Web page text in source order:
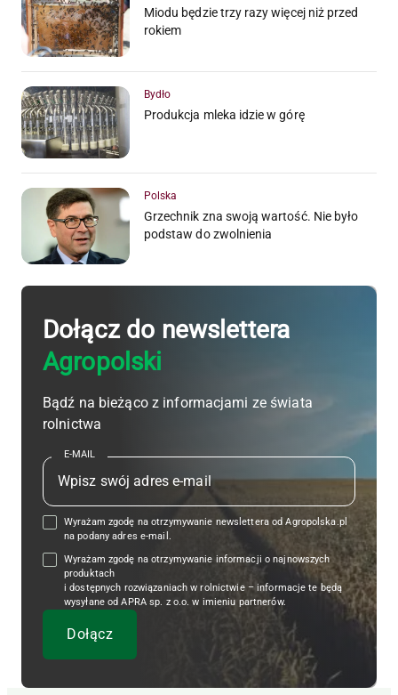
Miodu będzie trzy razy więcej niż przed
rokiem
Bydło
Produkcja mleka idzie w górę
Polska
Grzechnik zna swoją wartość. Nie było
podstaw do zwolnienia
Dołącz do newslettera
Agropolski
Bądź na bieżąco z informacjami ze świata
rolnictwa
E-MAIL
Wyrażam zgodę na otrzymywanie newslettera od Agropolska.pl
na podany adres e-mail.
Wyrażam zgodę na otrzymywanie informacji o najnowszych
produktach
i dostępnych rozwiązaniach w rolnictwie – informacje te będą
wysyłane od APRA sp. z o.o. w imieniu partnerów.